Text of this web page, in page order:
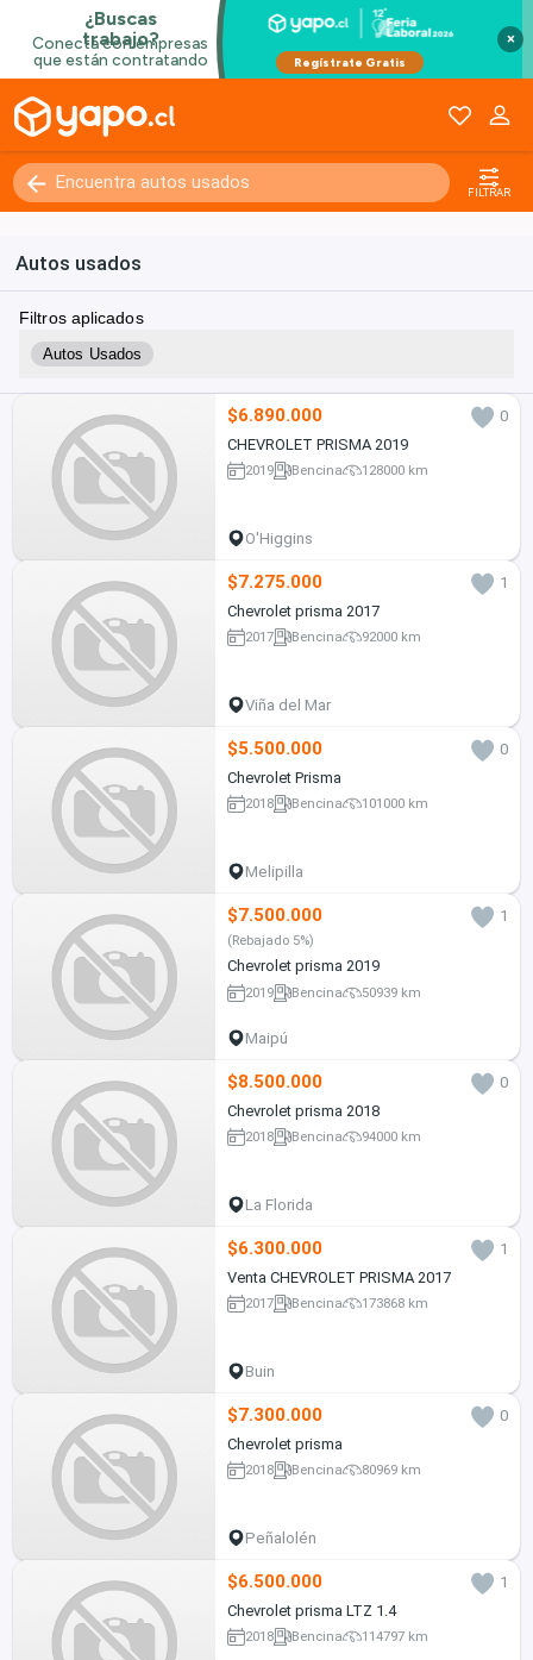
×
FILTRAR
Autos usados
Filtros aplicados
Autos Usados
$6.890.000
0
CHEVROLET PRISMA 2019
2019 Bencina 128000 km
O'Higgins
$7.275.000
1
Chevrolet prisma 2017
2017 Bencina 92000 km
Viña del Mar
$5.500.000
0
Chevrolet Prisma
2018 Bencina 101000 km
Melipilla
$7.500.000 1
(Rebajado 5%)
Chevrolet prisma 2019
2019 Bencina 50939 km
Maipú
$8.500.000
0
Chevrolet prisma 2018
2018 Bencina 94000 km
La Florida
$6.300.000
1
Venta CHEVROLET PRISMA 2017
2017 Bencina 173868 km
Buin
$7.300.000
0
Chevrolet prisma
2018 Bencina 80969 km
Peñalolén
$6.500.000
1
Chevrolet prisma LTZ 1.4
2018 Bencina 114797 km